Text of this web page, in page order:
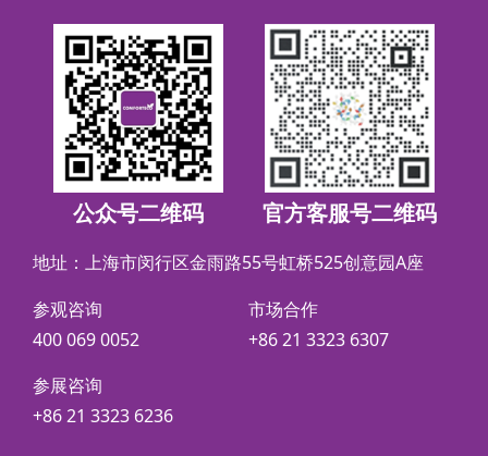
公众号二维码 官方客服号二维码
地址：上海市闵行区金雨路55号虹桥525创意园A座
参观咨询
400 069 0052
市场合作
+86 21 3323 6307
参展咨询
+86 21 3323 6236